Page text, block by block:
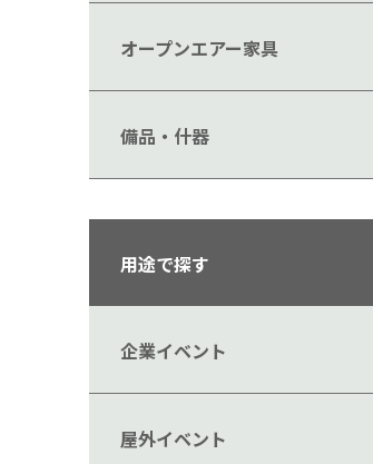
オープンエアー家具
備品・什器
用途で探す
企業イベント
屋外イベント